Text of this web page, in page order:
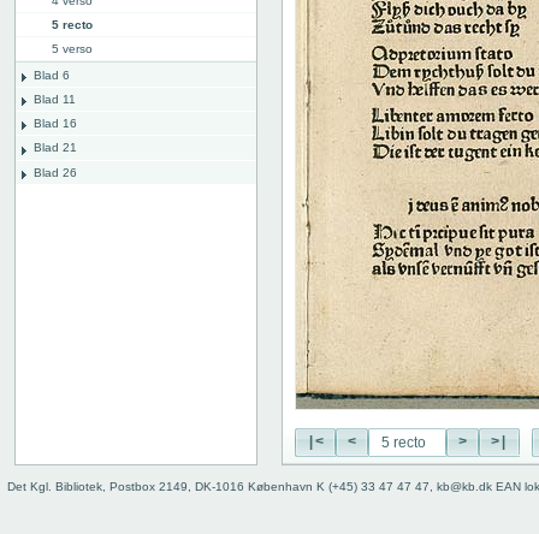
5 recto
5 verso
Blad 6
Blad 11
Blad 16
Blad 21
Blad 26
|< < > >|
Det Kgl. Bibliotek, Postbox 2149, DK-1016 København K (+45) 33 47 47 47, kb@kb.dk EAN